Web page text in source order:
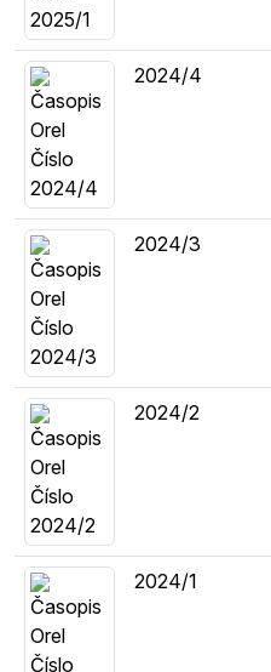
2024/4
2024/3
2024/2
2024/1